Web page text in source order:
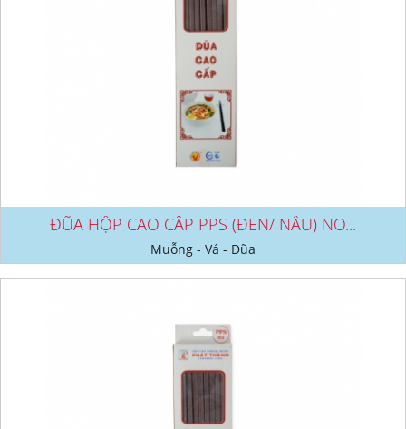
ĐŨA HỘP CAO CẤP PPS (ĐEN/ NÂU) NO...
Muỗng - Vá - Đũa